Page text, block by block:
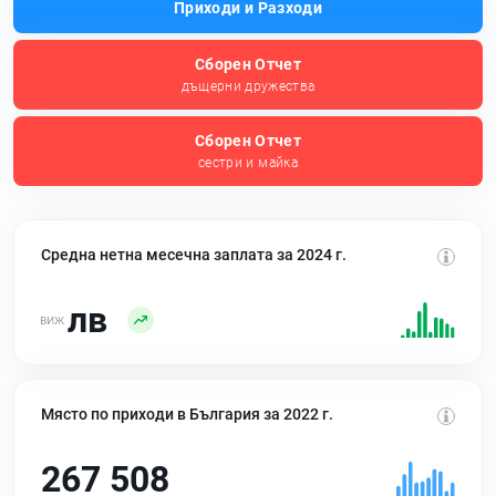
Приходи и Разходи
Сборен Отчет
дъщерни дружества
Сборен Отчет
сестри и майка
Средна нетна месечна заплата за 2024 г.
лв
Място по приходи в България за 2022 г.
267 508